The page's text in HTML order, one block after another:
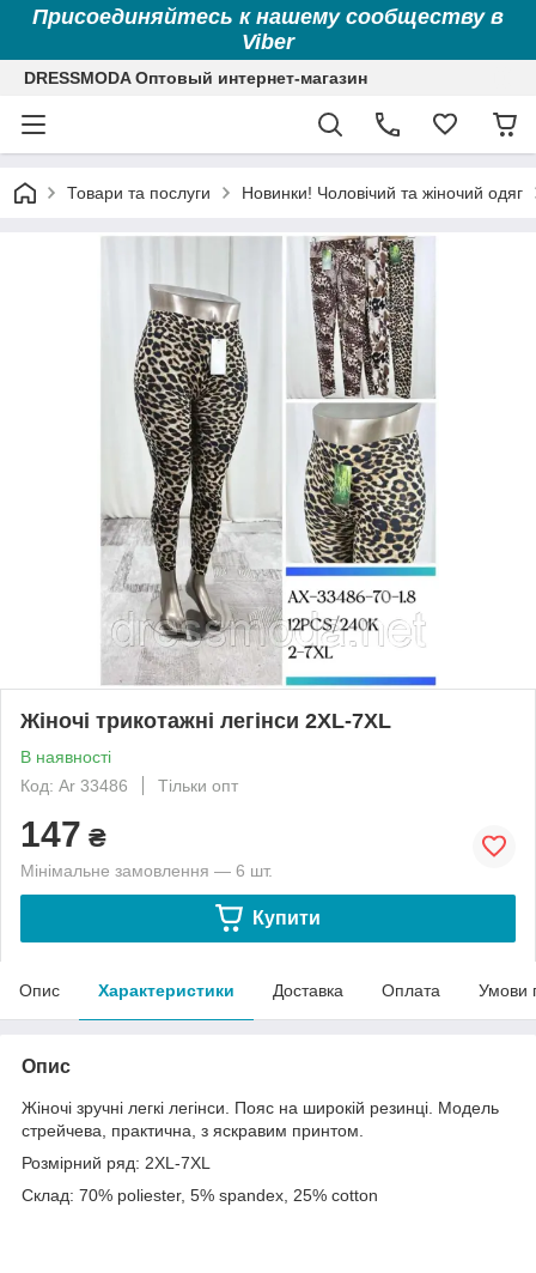
Присоединяйтесь к нашему сообществу в
Viber
DRESSMODA Оптовый интернет-магазин
Товари та послуги Новинки! Чоловічий та жіночий одяг
Жіночі трикотажні легінси 2XL-7XL
В наявності
Код: Ar 33486
Тільки опт
147 ₴
Мінімальне замовлення — 6 шт.
Купити
Опис Характеристики Доставка Оплата Умови
Опис
Жіночі зручні легкі легінси. Пояс на широкій резинці. Модель
стрейчева, практична, з яскравим принтом.
Розмірний ряд: 2XL-7XL
Склад: 70% poliester, 5% spandex, 25% cotton